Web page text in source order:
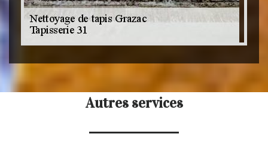
Autres services